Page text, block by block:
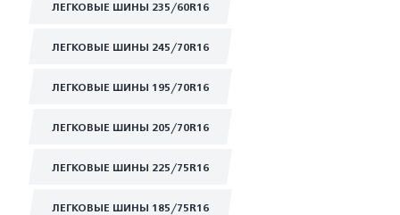
ЛЕГКОВЫЕ ШИНЫ 235/60R16
ЛЕГКОВЫЕ ШИНЫ 245/70R16
ЛЕГКОВЫЕ ШИНЫ 195/70R16
ЛЕГКОВЫЕ ШИНЫ 205/70R16
ЛЕГКОВЫЕ ШИНЫ 225/75R16
ЛЕГКОВЫЕ ШИНЫ 185/75R16